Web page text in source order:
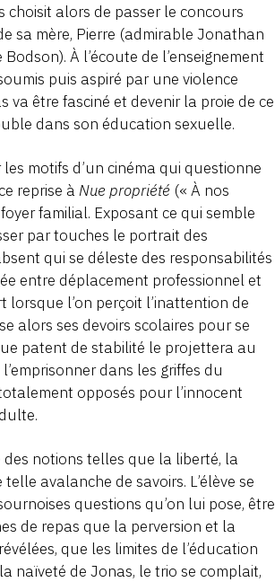
choisit alors de passer le concours
sa mère, Pierre (admirable Jonathan
À l’écoute de l’enseignement
puis aspiré par une violence
va être fasciné et devenir la proie de ce
dans son éducation sexuelle.
motifs d’un cinéma qui questionne
reprise àNue propriété (« À nos
familial. Exposant ce qui semble
par touches le portrait des
qui se déleste des responsabilités
entre déplacement professionnel et
l’on perçoit l’inattention de
alors ses devoirs scolaires pour se
patent de stabilité le projettera au
dans les griffes du
opposés pour l’innocent
notions telles que la liberté, la
avalanche de savoirs. L’élève se
questions qu’on lui pose, être
de repas que la perversion et la
que les limites de l’éducation
naïveté de Jonas, le trio se complait,